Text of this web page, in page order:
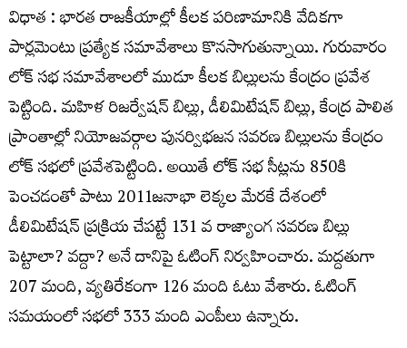
విధాత : భారత రాజకీయాల్లో కీలక పరిణామానికి వేదికగా
పార్లమెంటు ప్రత్యేక సమావేశాలు కొనసాగుతున్నాయి. గురువారం
లోక్ సభ సమావేశాలలో ముడూ కీలక బిల్లులను కేంద్రం ప్రవేశ
పెట్టింది. మహిళ రిజర్వేషన్ బిల్లు, డీలిమిటేషన్ బిల్లు, కేంద్ర పాలిత
ప్రాంతాల్లో నియోజవర్గాల పునర్విభజన సవరణ బిల్లులను కేంద్రం
లోక్ సభలో ప్రవేశపెట్టింది. అయితే లోక్ సభ సీట్లను 850కి
పెంచడంతో పాటు 2011జనాభా లెక్కల మేరకే దేశంలో
డీలిమిటేషన్ ప్రక్రియ చేపట్టే 131 వ రాజ్యాంగ సవరణ బిల్లు
పెట్టాలా? వద్దా? అనే దానిపై ఓటింగ్ నిర్వహించారు. మద్దతుగా
207 మంది, వ్యతిరేకంగా 126 మంది ఓటు వేశారు. ఓటింగ్
సమయంలో సభలో 333 మంది ఎంపీలు ఉన్నారు.